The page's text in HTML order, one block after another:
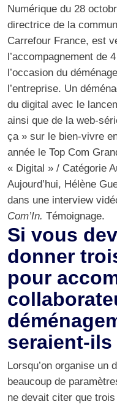
Numérique du 28
directrice de la
Carrefour France, est
l’accompagnement de
l’occasion du
l’entreprise. Un
du digital avec le
ainsi que de la web-
ça » sur le bien-vivre
année le Top Com
« Digital » / Catégorie
Aujourd’hui, Hélène
dans une interview
Com’In. Témoignage.
Si vous
donner
pour
seraient-ils
Lorsqu’on organise un
beaucoup de
ne devait citer que